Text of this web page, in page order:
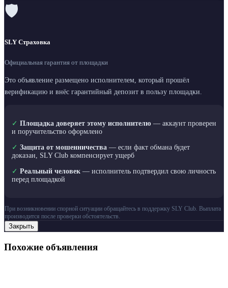
🛡
SLY Страховка
Официальная гарантия от площадки
Это объявление размещено исполнителем, который прошёл
верификацию и внёс гарантийный депозит в пользу площадки.
✓ Площадка доверяет этому исполнителю — аккаунт проверен
и поручительство оформлено
✓ Защита от мошенничества — если факт обмана будет
доказан, SLY Club компенсирует ущерб
✓ Реальный человек — исполнитель подтвердил свою личность
перед площадкой
При возникновении спорной ситуации обращайтесь в поддержку SLY Club. Выплата
производится после проверки обстоятельств.
Закрыть
Похожие объявления